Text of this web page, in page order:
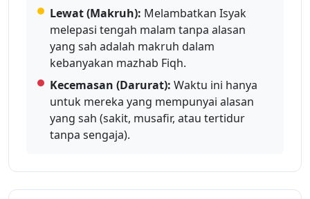
Lewat (Makruh): Melambatkan Isyak
melepasi tengah malam tanpa alasan
yang sah adalah makruh dalam
kebanyakan mazhab Fiqh.
Kecemasan (Darurat): Waktu ini hanya
untuk mereka yang mempunyai alasan
yang sah (sakit, musafir, atau tertidur
tanpa sengaja).